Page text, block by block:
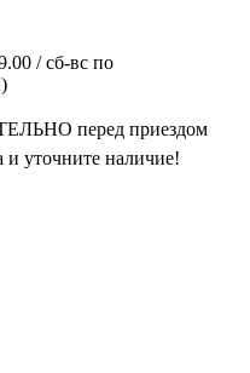
/ сб-вс по
перед приездом
и уточните наличие!